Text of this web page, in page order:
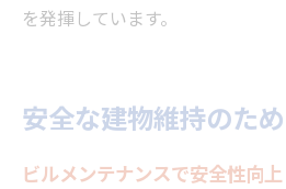
を発揮しています。
安全な建物維持のた
ビルメンテナンスで安全性向上